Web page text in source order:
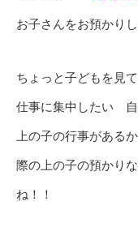
お子さんをお預かり
ちょっと子どもを見
仕事に集中したい 自
上の子の行事がある
際の上の子の預かり
ね！！